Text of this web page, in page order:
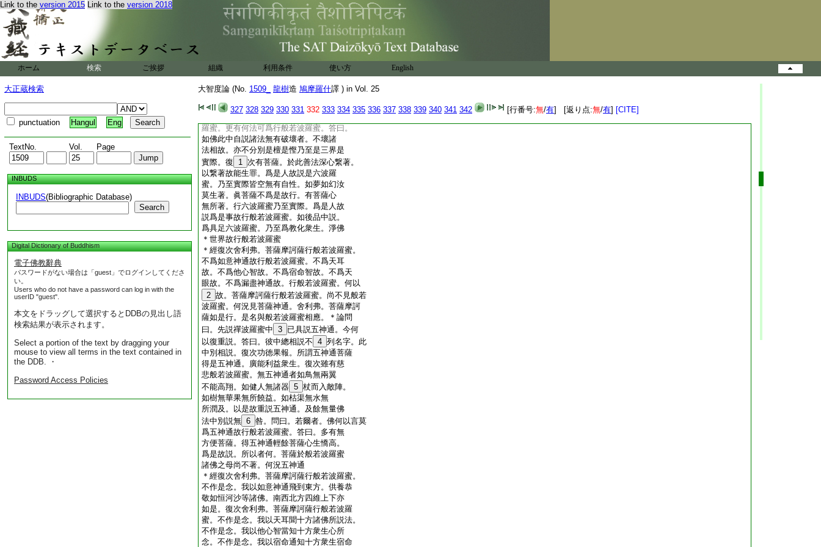
Link to the version 2015 Link to the version 2018
ホーム 検索 ご挨拶 組織 利用条件 使い方 English
大正蔵検索
punctuation Hangul Eng
TextNo. Vol. Page
INBUDS
INBUDS(Bibliographic Database)
Search
Digital Dictionary of Buddhism
電子佛教辭典
パスワードがない場合は「guest」でログインしてくださ
い。
Users who do not have a password can log in with the
userID "guest".
本文をドラッグして選択するとDDBの見出し語
検索結果が表示されます。
Select a portion of the text by dragging your
mouse to view all terms in the text contained in
the DDB. ・
Password Access Policies
大智度論 (No. 1509_ 龍樹造 鳩摩羅什譯 ) in Vol. 25
327 328 329 330 331 332 333 334 335 336 337 338 339 340 341 342 [行番号:無/有] [返り点:無/有] [CITE]
不爲淨佛
世界故行般若波羅蜜。不爲佛十
力四無所畏四無礙智十八不共法故行般若
波羅蜜。不爲内空故行般若波羅蜜不爲外
空内外空空空大空第一義空有爲空無爲空
畢竟空無始空散空性空諸法空自相空不可
得空無法空有法空無法有法空故行般若波
羅蜜。不爲如法性實際故行般若波羅蜜。何
以故。是菩薩
摩訶薩行般若波羅蜜時。不壞
諸法相故。如是習＊應。是名與般若波羅蜜相
應。＊論問曰。六波羅蜜乃至如法性實際此
羅蜜。更有何法可爲行般若波羅蜜。答曰。
如佛此中自説諸法無有破壞者。不壞諸
法相故。亦不分別是檀是慳乃至是三界是
實際。復
1 次有菩薩。於此善法深心繋著。
以繋著故能生罪。爲是人故説是六波羅
蜜。乃至實際皆空無有自性。如夢如幻汝
莫生著。眞菩薩不爲是故行。有菩薩心
無所著。行六波羅蜜乃至實際。爲是人故
説爲是事故行般若波羅蜜。如後品中説。
爲具足六波羅蜜。乃至爲教化衆生。淨佛
＊世界故行般若波羅蜜
＊ 經復次舍利弗。菩薩摩訶薩行般若波羅蜜。
不爲如意神通故行般若波羅蜜。不爲天耳
故。不爲他心智故。不爲宿命智故。不爲天
眼故。不爲漏盡神通故。行般若波羅蜜。何以
2 故。菩薩摩訶薩行般若波羅蜜。尚不見般若
波羅蜜。何況見菩薩神通。舍利弗。菩薩摩訶
薩如是行。是名與般若波羅蜜相應。＊ 論問
曰。先説禪波羅蜜中 3 已具説五神通。今何
以復重説。答曰。彼中總相説不 4 列名字。此
中別相説。復次功徳果報。所謂五神通菩薩
得是五神通。廣能利益衆生。復次雖有慈
悲般若波羅蜜。無五神通者如鳥無兩翼
不能高翔。如健人無諸器 5 杖而入敵陣。
如樹無華果無所饒益。如枯渠無水無
所潤及。以是故重説五神通。及餘無量佛
法中別説無 6 咎。問曰。若爾者。佛何以言莫
爲五神通故行般若波羅蜜。答曰。多有無
方便菩薩。得五神通輕餘菩薩心生憍高。
爲是故説。所以者何。菩薩於般若波羅蜜
諸佛之母尚不著。何況五神通
＊ 經復次舍利弗。菩薩摩訶薩行般若波羅蜜。
不作是念。我以如意神通飛到東方。供養恭
敬如恒河沙等諸佛。南西北方四維上下亦
如是。復次舍利弗。菩薩摩訶薩行般若波羅
蜜。不作是念。我以天耳聞十方諸佛所説法。
不作是念。我以他心智當知十方衆生心所
念。不作是念。我以宿命通知十方衆生宿命